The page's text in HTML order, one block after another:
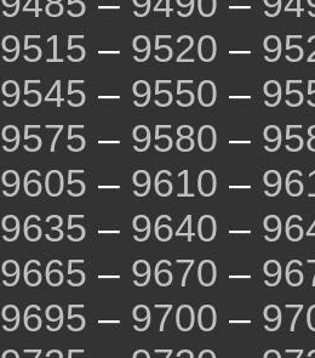
9515 – 9520 –
9545 – 9550 –
9575 – 9580 –
9605 – 9610 –
9635 – 9640 –
9665 – 9670 –
9695 – 9700 –